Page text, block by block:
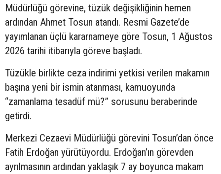
Müdürlüğü görevine, tüzük değişikliğinin hemen
ardından Ahmet Tosun atandı. Resmi Gazete’de
yayımlanan üçlü kararnameye göre Tosun, 1 Ağustos
2026 tarihi itibarıyla göreve başladı.
Tüzükle birlikte ceza indirimi yetkisi verilen makamın
başına yeni bir ismin atanması, kamuoyunda
“zamanlama tesadüf mü?” sorusunu beraberinde
getirdi.
Merkezi Cezaevi Müdürlüğü görevini Tosun’dan önce
Fatih Erdoğan yürütüyordu. Erdoğan’ın görevden
ayrılmasının ardından yaklaşık 7 ay boyunca makam